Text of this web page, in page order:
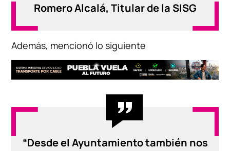
Romero Alcalá, Titular de la SISG
Además, mencionó lo siguiente
“Desde el Ayuntamiento también nos